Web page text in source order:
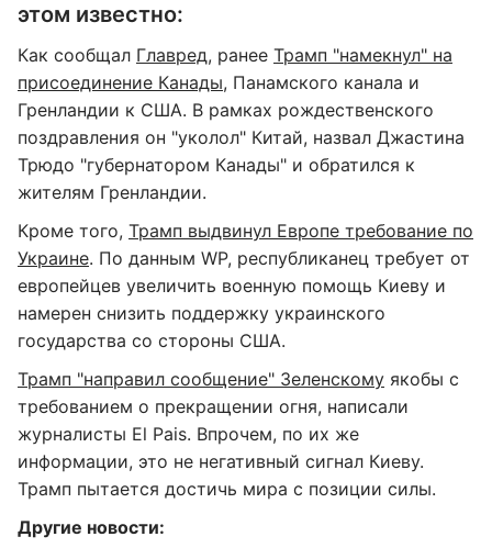
этом известно:
Как сообщал Главред, ранее Трамп "намекнул" на
присоединение Канады, Панамского канала и
Гренландии к США. В рамках рождественского
поздравления он "уколол" Китай, назвал Джастина
Трюдо "губернатором Канады" и обратился к
жителям Гренландии.
Кроме того, Трамп выдвинул Европе требование по
Украине. По данным WP, республиканец требует от
европейцев увеличить военную помощь Киеву и
намерен снизить поддержку украинского
государства со стороны США.
Трамп "направил сообщение" Зеленскому якобы с
требованием о прекращении огня, написали
журналисты El Pais. Впрочем, по их же
информации, это не негативный сигнал Киеву.
Трамп пытается достичь мира с позиции силы.
Другие новости: